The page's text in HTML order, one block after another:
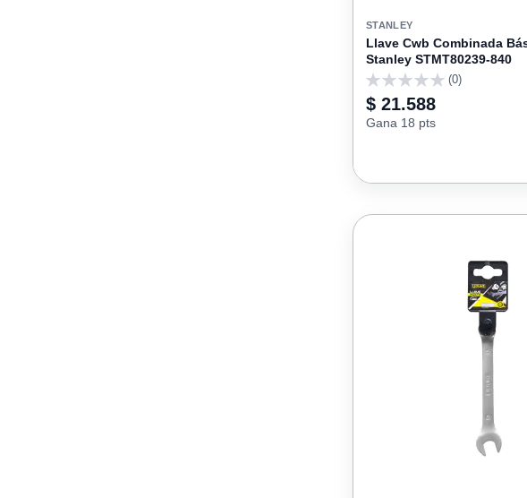
STANLEY
Llave Cwb Combinada
Stanley STMT80239-840
0
(0)
$ 21.588
Gana 18 pts